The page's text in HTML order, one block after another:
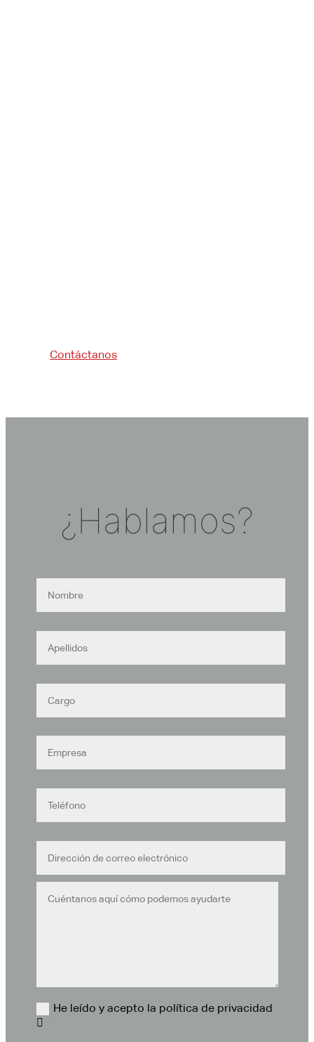
Contáctanos
¿Hablamos?
He leído y acepto la política de privacidad